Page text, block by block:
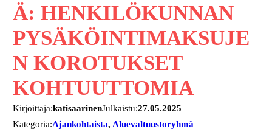
Ä: HENKILÖKUNNAN
PYSÄKÖINTIMAKSUJE
N KOROTUKSET
KOHTUUTTOMIA
Kirjoittaja:katisaarinenJulkaistu:27.05.2025
Kategoria:Ajankohtaista, Aluevaltuustoryhmä